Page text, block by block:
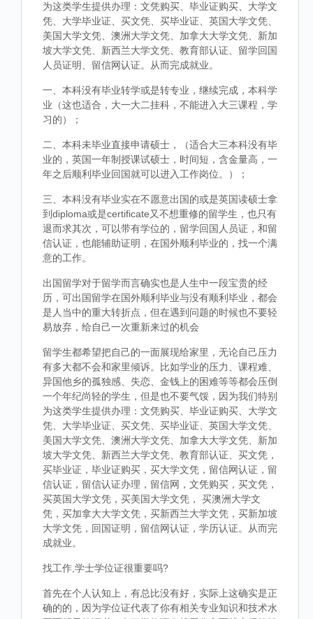
为这类学生提供办理：文凭购买、毕业证购买、大学文
凭、大学毕业证、买文凭、买毕业证、英国大学文凭、
美国大学文凭、澳洲大学文凭、加拿大大学文凭、新加
坡大学文凭、新西兰大学文凭、教育部认证、留学回国
人员证明、留信网认证。从而完成就业。
一、本科没有毕业转学或是转专业，继续完成，本科学
业（这也适合，大一大二挂科，不能进入大三课程，学
习的）；
二、本科未毕业直接申请硕士，（适合大三本科没有毕
业的，英国一年制授课试硕士，时间短，含金量高，一
年之后顺利毕业回国就可以进入工作岗位。）；
三、本科没有毕业实在不愿意出国的或是英国读硕士拿
到diploma或是certificate又不想重修的留学生，也只有
退而求其次，可以带有学位的，留学回国人员证，和留
信认证，也能辅助证明，在国外顺利毕业的，找一个满
意的工作。
出国留学对于留学而言确实也是人生中一段宝贵的经
历，可出国留学在国外顺利毕业与没有顺利毕业，都会
是人当中的重大转折点，但在遇到问题的时候也不要轻
易放弃，给自己一次重新来过的机会
留学生都希望把自己的一面展现给家里，无论自己压力
有多大都不会和家里倾诉。比如学业的压力、课程难、
异国他乡的孤独感、失恋、金钱上的困难等等都会压倒
一个年纪尚轻的学生，但是也不要气馁，因为我们特别
为这类学生提供办理：文凭购买、毕业证购买、大学文
凭、大学毕业证、买文凭、买毕业证、英国大学文凭、
美国大学文凭、澳洲大学文凭、加拿大大学文凭、新加
坡大学文凭、新西兰大学文凭、教育部认证、买文凭，
买毕业证，毕业证购买，买大学文凭，留信网认证，留
信认证，留信认证办理，留信网，文凭购买，买文凭，
买英国大学文凭，买美国大学文凭， 买澳洲大学文
凭，买加拿大大学文凭，买新西兰大学文凭，买新加坡
大学文凭，回国证明，留信网认证，学历认证。从而完
成就业。
找工作,学士学位证很重要吗?
首先在个人认知上，有总比没有好，实际上这确实是正
确的的，因为学位证代表了你有相关专业知识和技术水